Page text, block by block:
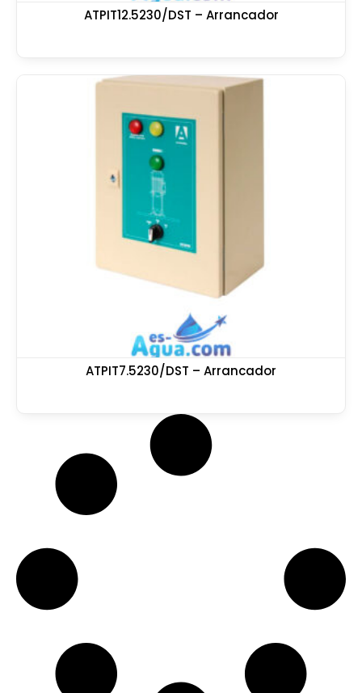
ATPIT12.5230/DST – Arrancador
ATPIT7.5230/DST – Arrancador